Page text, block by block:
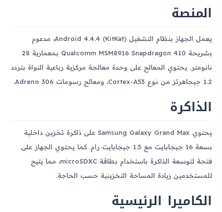
المنصة
يعمل الجهاز بنظام التشغيل Android 4.4.4 (KitKat)، مدعوم
بشريحة Qualcomm MSM8916 Snapdragon 410 بمعمارية 28
نانومتر. يحتوي المعالج على وحدة معالجة مركزية رباعية النواة بتردد
1.2 جيجاهرتز من نوع Cortex-A53، ومعالج رسومات Adreno 306.
الذاكرة
يحتوي Samsung Galaxy Grand Max على ذاكرة تخزين داخلية
بسعة 16 جيجابايت مع 1.5 جيجابايت رام. كما يحتوي الجهاز على
فتحة لتوسعة الذاكرة باستخدام بطاقة microSDXC، مما يتيح
للمستخدمين زيادة المساحة التخزينية حسب الحاجة.
الكاميرا الرئيسية